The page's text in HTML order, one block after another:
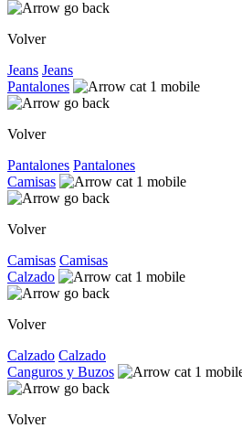
Volver
Jeans Jeans
Pantalones
Volver
Pantalones Pantalones
Camisas
Volver
Camisas Camisas
Calzado
Volver
Calzado Calzado
Canguros y Buzos
Volver